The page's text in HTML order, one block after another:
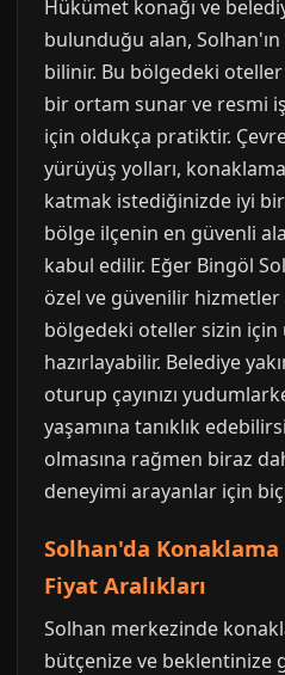
Hükümet konağı ve
bulunduğu alan,
bilinir. Bu bölgedeki
bir ortam sunar ve resmi
için oldukça pratiktir.
yürüyüş yolları,
katmak istediğinizde iyi
bölge ilçenin en güvenli
kabul edilir. Eğer Bingöl
özel ve güvenilir hizmetler
bölgedeki oteller sizin
hazırlayabilir. Belediye
oturup çayınızı
yaşamına tanıklık
olmasına rağmen biraz
deneyimi arayanlar için
Solhan'da
Fiyat Aralıkları
Solhan merkezinde
bütçenize ve beklentinize